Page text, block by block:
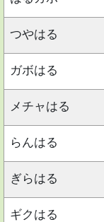
つやはる
ガボはる
メチャはる
らんはる
ぎらはる
ギクはる